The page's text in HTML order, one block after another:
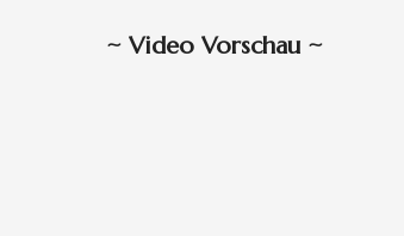
~Video Vorschau ~